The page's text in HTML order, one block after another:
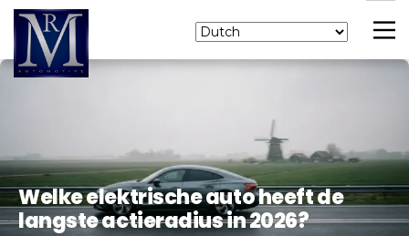
Welke elektrische auto heeft de
langste actieradius in 2026?